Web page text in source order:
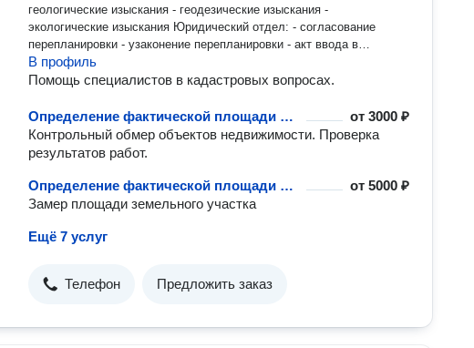
геологические изыскания - геодезические изыскания -
экологические изыскания Юридический отдел: - согласование
перепланировки - узаконение перепланировки - акт ввода в
эксплуатацию - получение разрешения на строительство Все
услуги описать невозможно. Звоните, консультации бесплатные.
В профиль
Помощь специалистов в кадастровых вопросах.
Определение фактической площади объекта от3000 ₽
Контрольный обмер объектов недвижимости. Проверка
результатов работ.
Определение фактической площади объекта от5000 ₽
Замер площади земельного участка
Ещё 7 услуг
Телефон Предложить заказ